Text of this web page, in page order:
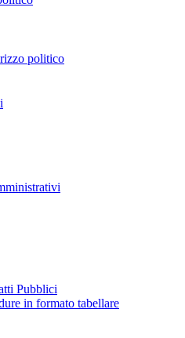
politico
Pubblici
in formato tabellare